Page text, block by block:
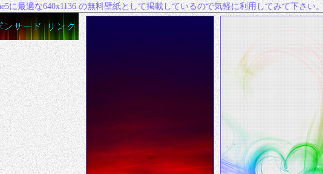
に最適な640x1136 の無料壁紙として掲載しているので気軽に利用してみて下さい